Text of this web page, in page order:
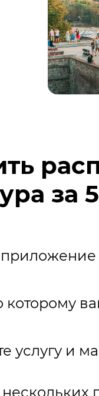
за
которому
услугу и